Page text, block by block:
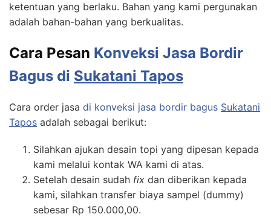
ketentuan yang berlaku. Bahan yang kami pergunakan
adalah bahan-bahan yang berkualitas.
Cara Pesan Konveksi Jasa Bordir
Bagus di Sukatani Tapos
Cara order jasa di konveksi jasa bordir bagus Sukatani
Tapos adalah sebagai berikut:
Silahkan ajukan desain topi yang dipesan kepada
kami melalui kontak WA kami di atas.
Setelah desain sudah fix dan diberikan kepada
kami, silahkan transfer biaya sampel (dummy)
sebesar Rp 150.000,00.